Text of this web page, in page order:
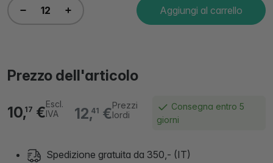
Aggiungi al carrello
Prezzo dell'articolo
12,41 €Prezzi
lordi
10,17 €Escl.
IVA
Consegna entro 5
giorni
Spedizione gratuita da 350,- (IT)